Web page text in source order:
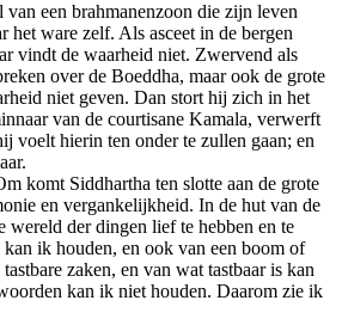
van een brahmanenzoon die zijn leven
het ware zelf. Als asceet in de bergen
vindt de waarheid niet. Zwervend als
over de Boeddha, maar ook de grote
niet geven. Dan stort hij zich in het
van de courtisane Kamala, verwerft
voelt hierin ten onder te zullen gaan; en
komt Siddhartha ten slotte aan de grote
en vergankelijkheid. In de hut van de
wereld der dingen lief te hebben en te
kan ik houden, en ook van een boom of
zaken, en van wat tastbaar is kan
kan ik niet houden. Daarom zie ik